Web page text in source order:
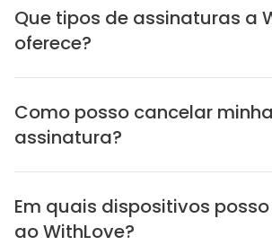
Que tipos de assinaturas a
oferece?
Como posso cancelar minha
assinatura?
Em quais dispositivos
ao WithLove?